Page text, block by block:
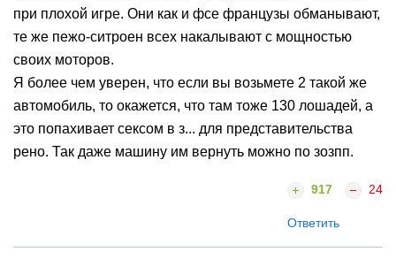
при плохой игре. Они как и фсе французы обманывают,
те же пежо-ситроен всех накалывают с мощностью
своих моторов.
Я более чем уверен, что если вы возьмете 2 такой же
автомобиль, то окажется, что там тоже 130 лошадей, а
это попахивает сексом в з... для представительства
рено. Так даже машину им вернуть можно по зозпп.
917 24
Ответить